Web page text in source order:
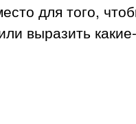
для того,
выразить